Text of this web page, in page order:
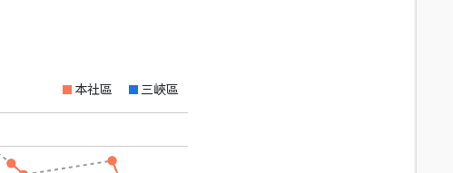
本社區 三峽區